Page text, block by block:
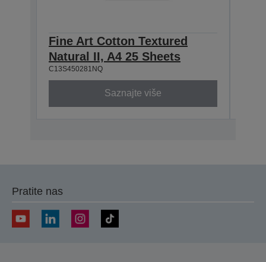
Fine Art Cotton Textured
Natural II, A4 25 Sheets
C13S450281NQ
Saznajte više
Pratite nas